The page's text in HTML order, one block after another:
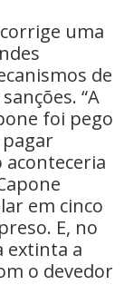
uma
de
“A
foi pego
em cinco
E, no
extinta a
o devedor